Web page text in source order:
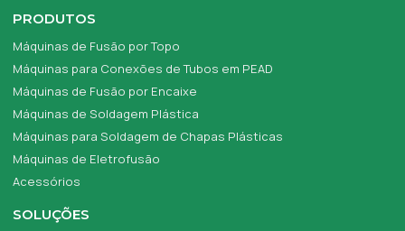
PRODUTOS
Máquinas de Fusão por Topo
Máquinas para Conexões de Tubos em PEAD
Máquinas de Fusão por Encaixe
Máquinas de Soldagem Plástica
Máquinas para Soldagem de Chapas Plásticas
Máquinas de Eletrofusão
Acessórios
SOLUÇÕES